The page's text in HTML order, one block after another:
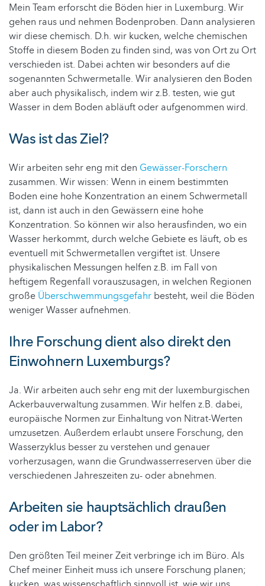
Mein Team erforscht die Böden hier in Luxemburg. Wir
gehen raus und nehmen Bodenproben. Dann analysieren
wir diese chemisch. D.h. wir kucken, welche chemischen
Stoffe in diesem Boden zu finden sind, was von Ort zu Ort
verschieden ist. Dabei achten wir besonders auf die
sogenannten Schwermetalle. Wir analysieren den Boden
aber auch physikalisch, indem wir z.B. testen, wie gut
Wasser in dem Boden abläuft oder aufgenommen wird.
Was ist das Ziel?
Wir arbeiten sehr eng mit den Gewässer-Forschern
zusammen. Wir wissen: Wenn in einem bestimmten
Boden eine hohe Konzentration an einem Schwermetall
ist, dann ist auch in den Gewässern eine hohe
Konzentration. So können wir also herausfinden, wo ein
Wasser herkommt, durch welche Gebiete es läuft, ob es
eventuell mit Schwermetallen vergiftet ist. Unsere
physikalischen Messungen helfen z.B. im Fall von
heftigem Regenfall vorauszusagen, in welchen Regionen
große Überschwemmungsgefahr besteht, weil die Böden
weniger Wasser aufnehmen.
Ihre Forschung dient also direkt den
Einwohnern Luxemburgs?
Ja. Wir arbeiten auch sehr eng mit der luxemburgischen
Ackerbauverwaltung zusammen. Wir helfen z.B. dabei,
europäische Normen zur Einhaltung von Nitrat-Werten
umzusetzen. Außerdem erlaubt unsere Forschung, den
Wasserzyklus besser zu verstehen und genauer
vorherzusagen, wann die Grundwasserreserven über die
verschiedenen Jahreszeiten zu- oder abnehmen.
Arbeiten sie hauptsächlich draußen
oder im Labor?
Den größten Teil meiner Zeit verbringe ich im Büro. Als
Chef meiner Einheit muss ich unsere Forschung planen;